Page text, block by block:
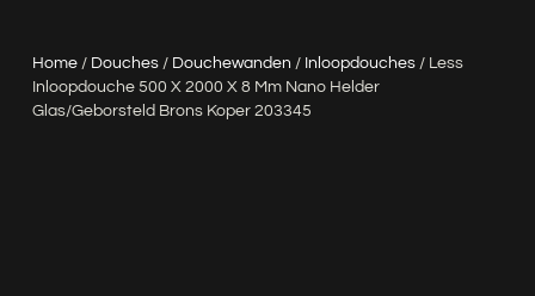
Home/ Douches/ Douchewanden / Inloopdouches/ Less
Inloopdouche 500 X 2000 X 8 Mm Nano Helder
Glas/geborsteld Brons Koper 203345